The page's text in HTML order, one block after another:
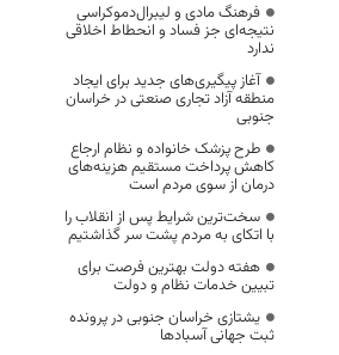
فرهنگ مادی و لیبرال‌دموکراسی
نتیجه‌ای جز فساد و انحطاط اخلاقی
ندارد
آغاز پیگیری‌های جدید برای ایجاد
منطقه آزاد تجاری صنعتی در خراسان
جنوبی
طرح پزشک خانواده و نظام ارجاع
کاهش پرداخت مستقیم هزینه‌های
درمان از سوی مردم است
سخت‌ترین شرایط پس از انقلاب را
با اتکای به مردم پشت سر گذاشتیم
هفته دولت بهترین فرصت برای
تبیین خدمات نظام و دولت
یشتازی خراسان جنوبی در پرونده
ثبت جهانی آسبادها